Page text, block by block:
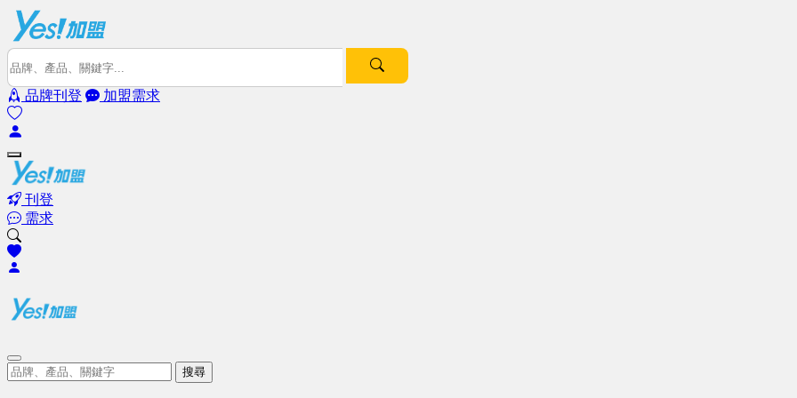
品牌刊登 加盟需求
刊登
需求
搜尋